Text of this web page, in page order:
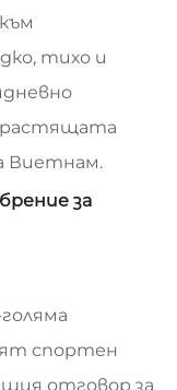
тихо и
растящата
Виетнам.
за
спортен
отговор за